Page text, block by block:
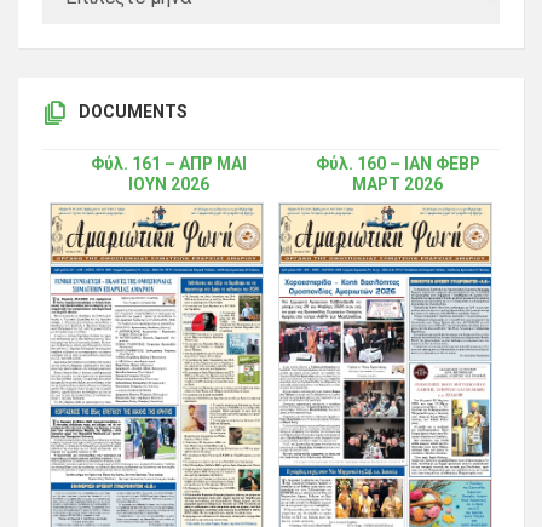
DOCUMENTS
Φύλ. 161 – ΑΠΡ ΜΑΙ
ΙΟΥΝ 2026
Φύλ. 160 – ΙΑΝ ΦΕΒΡ
ΜΑΡΤ 2026